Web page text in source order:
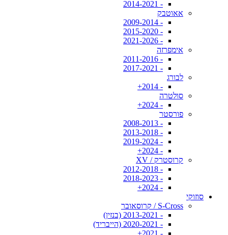
- 2014-2021
אאוטבק
- 2009-2014
- 2015-2020
- 2021-2026
אימפרזה
- 2011-2016
- 2017-2021
לבורג
- 2014+
סולטרה
- 2024+
פורסטר
- 2008-2013
- 2013-2018
- 2019-2024
- 2024+
קרוסטרק / XV
- 2012-2018
- 2018-2023
- 2024+
סוזוקי
S-Cross / קרוסאובר
- 2013-2021 (בנזין)
- 2020-2021 (הייבריד)
- 2021+